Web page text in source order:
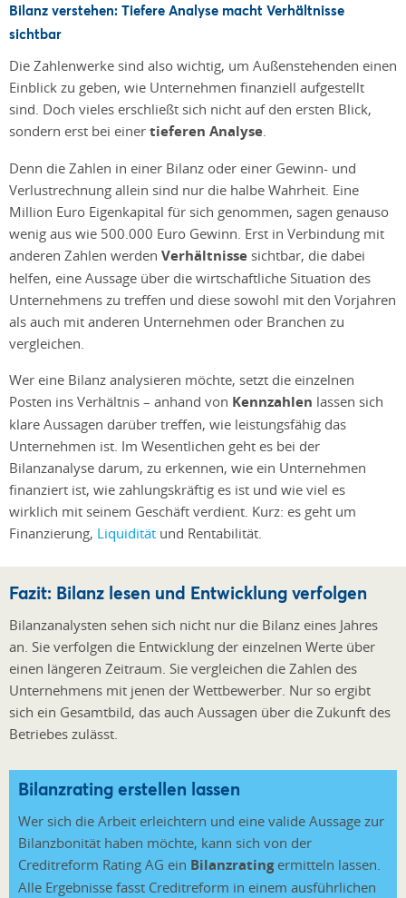
Bilanz verstehen: Tiefere Analyse macht Verhältnisse
sichtbar
Die Zahlenwerke sind also wichtig, um Außenstehenden einen
Einblick zu geben, wie Unternehmen finanziell aufgestellt
sind. Doch vieles erschließt sich nicht auf den ersten Blick,
sondern erst bei einer tieferen Analyse.
Denn die Zahlen in einer Bilanz oder einer Gewinn- und
Verlustrechnung allein sind nur die halbe Wahrheit. Eine
Million Euro Eigenkapital für sich genommen, sagen genauso
wenig aus wie 500.000 Euro Gewinn. Erst in Verbindung mit
anderen Zahlen werden Verhältnisse sichtbar, die dabei
helfen, eine Aussage über die wirtschaftliche Situation des
Unternehmens zu treffen und diese sowohl mit den Vorjahren
als auch mit anderen Unternehmen oder Branchen zu
vergleichen.
Wer eine Bilanz analysieren möchte, setzt die einzelnen
Posten ins Verhältnis – anhand von Kennzahlen lassen sich
klare Aussagen darüber treffen, wie leistungsfähig das
Unternehmen ist. Im Wesentlichen geht es bei der
Bilanzanalyse darum, zu erkennen, wie ein Unternehmen
finanziert ist, wie zahlungskräftig es ist und wie viel es
wirklich mit seinem Geschäft verdient. Kurz: es geht um
Finanzierung, Liquidität und Rentabilität.
Fazit: Bilanz lesen und Entwicklung verfolgen
Bilanzanalysten sehen sich nicht nur die Bilanz eines Jahres
an. Sie verfolgen die Entwicklung der einzelnen Werte über
einen längeren Zeitraum. Sie vergleichen die Zahlen des
Unternehmens mit jenen der Wettbewerber. Nur so ergibt
sich ein Gesamtbild, das auch Aussagen über die Zukunft des
Betriebes zulässt.
Bilanzrating erstellen lassen
Wer sich die Arbeit erleichtern und eine valide Aussage zur
Bilanzbonität haben möchte, kann sich von der
Creditreform Rating AG ein Bilanzratingermitteln lassen.
Alle Ergebnisse fasst Creditreform in einem ausführlichen